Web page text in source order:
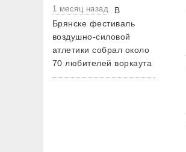
1 месяц назад
В
Брянске фестиваль
воздушно-силовой
атлетики собрал около
70 любителей воркаута